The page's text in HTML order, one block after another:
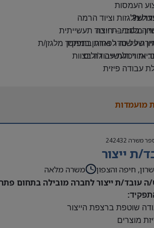
העמסות
מלגזות וציוד הרמה
בסביבת ייצור תעשייתית
על סדר וארגון במחסן
מלגזה – חובה
של שנה לפחות בתפקיד מלגזן/ת
ויכולת עבודה בצוות
עבודה פיזית
אזור תעשייה ג’וליס
מועמדות
משרה 242432
ת ייצור
חיפה והצפון
משרה מלאה
ה עובד/ת ייצור לחברה מובילה בתחום
שוטפת ברצפת הייצור
מוצרים